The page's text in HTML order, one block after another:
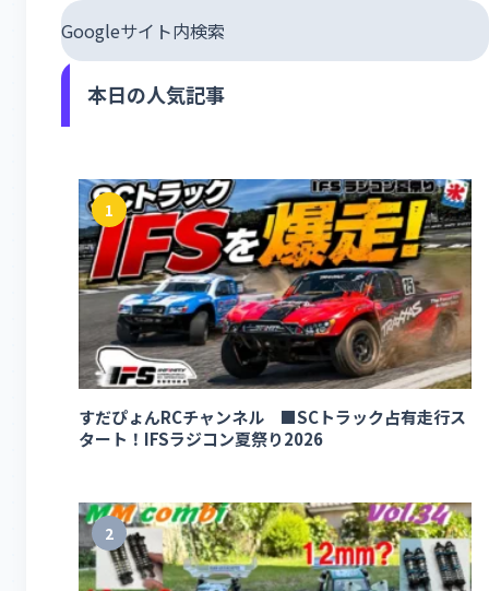
Googleサイト内検索
本日の人気記事
1
すだぴょんRCチャンネル ■SCトラック占有走行ス
タート！IFSラジコン夏祭り2026
2